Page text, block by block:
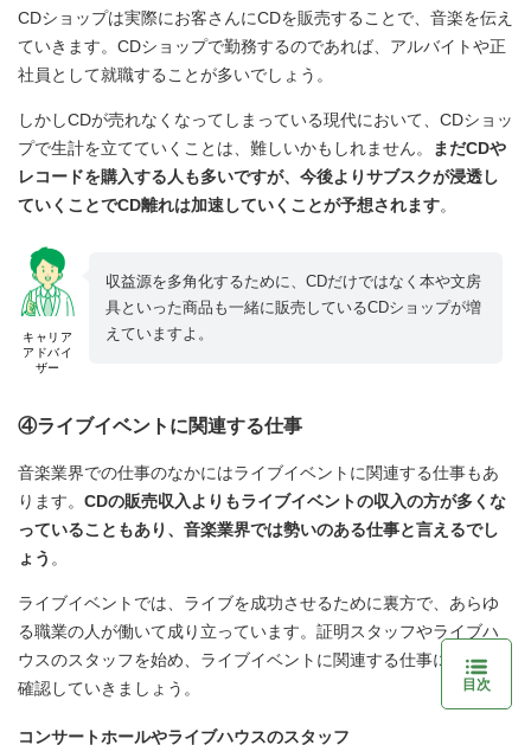
CDショップは実際にお客さんにCDを販売することで、音楽を伝え
ていきます。CDショップで勤務するのであれば、アルバイトや正
社員として就職することが多いでしょう。
しかしCDが売れなくなってしまっている現代において、CDショッ
プで生計を立てていくことは、難しいかもしれません。
まだCDや
レコードを購入する人も多いですが、今後よりサブスクが浸透し
ていくことでCD離れは加速していくことが予想されます。
キャリア
アドバイ
ザー
収益源を多角化するために、CDだけではなく本や文房
具といった商品も一緒に販売しているCDショップが増
えていますよ。
④ライブイベントに関連する仕事
音楽業界での仕事のなかにはライブイベントに関連する仕事もあ
ります。 CDの販売収入よりもライブイベントの収入の方が多くな
っていることもあり、音楽業界では勢いのある仕事と言えるでし
ょう 。
ライブイベントでは、ライブを成功させるために裏方で、あらゆ
る職業の人が働いて成り立っています。証明スタッフやライブハ
ウスのスタッフを始め、ライブイベントに関連する仕事について
確認していきましょう。
コンサートホールやライブハウスのスタッフ
目次